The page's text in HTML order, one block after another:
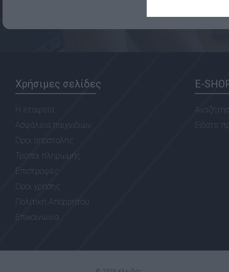
Χρήσιμες σελίδες
Η εταιρεία
Ασφάλεια παιχνιδιών
Όροι αποστολής
Τρόποι πληρωμής
Επιστροφές
Όροι χρήσης
Πολιτική Απορρήτου
Επικοινωνία
E-
Είδατε